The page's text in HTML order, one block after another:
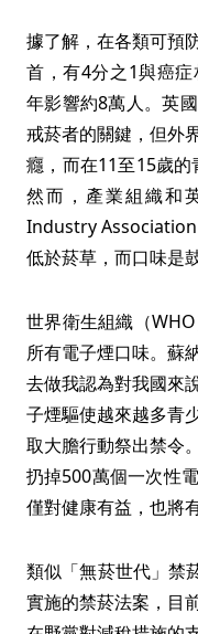
據了解，在各類可預
首，有4分之1與癌
年影響約8萬人。英
戒菸者的關鍵，但外
癮，而在11至15歲的
然而，產業組織和
Industry
低於菸草，而口味是
世界衛生組織（
所有電子煙口味。蘇
去做我認為對我國來
子煙驅使越來越多青
取大膽行動祭出禁令
扔掉500萬個一次性
僅對健康有益，也將
類似「無菸世代」禁
實施的禁菸法案，目